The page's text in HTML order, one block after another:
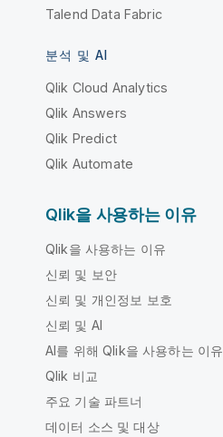
Talend Data Fabric
분석 및 AI
Qlik Cloud Analytics
Qlik Answers
Qlik Predict
Qlik Automate
Qlik을 사용하는 이유
Qlik을 사용하는 이유
신뢰 및 보안
신뢰 및 개인정보 보호
신뢰 및 AI
AI를 위해 Qlik을 사용하는 이유
Qlik 비교
주요 기술 파트너
데이터 소스 및 대상